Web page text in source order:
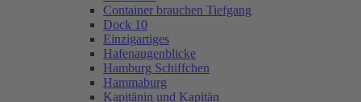
Container brauchen Tiefgang
Dock 10
Einzigartiges
Hafenaugen­blicke
Hamburg Schiffchen
Hammaburg
Kapitänin und Kapitän